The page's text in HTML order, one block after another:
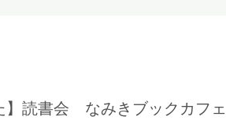
】読書会 なみきブックカフェ